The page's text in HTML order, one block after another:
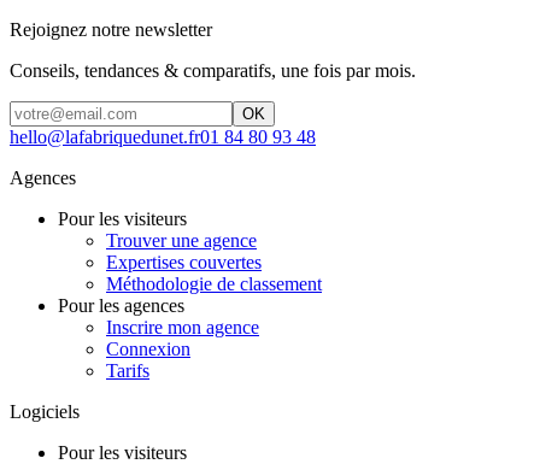
Rejoignez notre newsletter
Conseils, tendances & comparatifs, une fois par mois.
OK
hello@lafabriquedunet.fr01 84 80 93 48
Agences
Pour les visiteurs
Trouver une agence
Expertises couvertes
Méthodologie de classement
Pour les agences
Inscrire mon agence
Connexion
Tarifs
Logiciels
Pour les visiteurs